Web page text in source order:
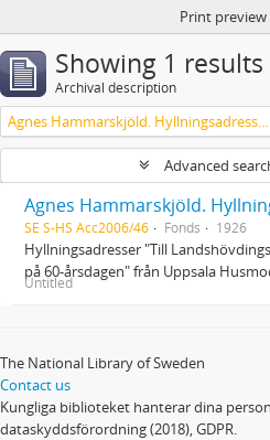
Print preview
Showing 1 results
Archival description
Agnes Hammarskjöld. Hyllningsadresser på 60-årsdagen
Advanced
SE S-HS Acc2006/46 Fonds 1926
Hyllningsadresser "Till
på 60-årsdagen" från Uppsala
Untitled
The National Library of Sweden
Contact us
Kungliga biblioteket hanterar dina
dataskyddsförordning (2018), GDPR.